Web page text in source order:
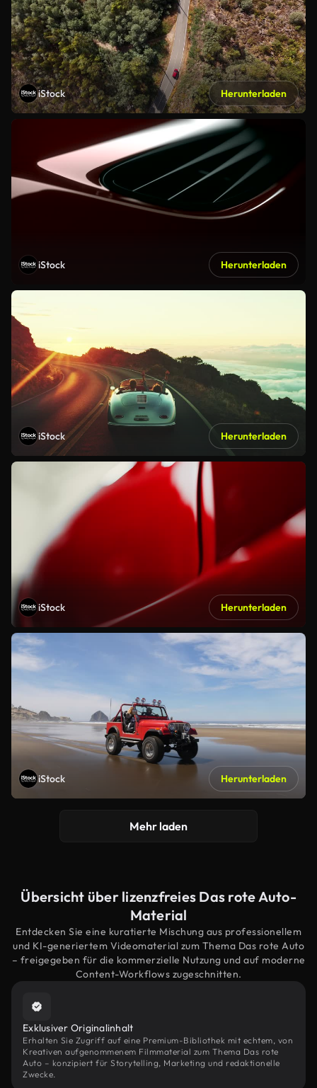
iStock Herunterladen
iStock Herunterladen
iStock Herunterladen
iStock Herunterladen
iStock Herunterladen
Mehr laden
Übersicht über lizenzfreies Das rote Auto-
Material
Entdecken Sie eine kuratierte Mischung aus professionellem
und KI-generiertem Videomaterial zum Thema Das rote Auto
– freigegeben für die kommerzielle Nutzung und auf moderne
Content-Workflows zugeschnitten.
Exklusiver Originalinhalt
Erhalten Sie Zugriff auf eine Premium-Bibliothek mit echtem, von
Kreativen aufgenommenem Filmmaterial zum Thema Das rote
Auto – konzipiert für Storytelling, Marketing und redaktionelle
Zwecke.